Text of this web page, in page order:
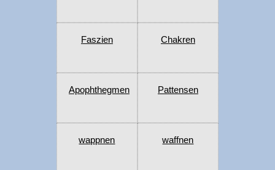
Faszien Chakren
Apophthegmen Pattensen
wappnen waffnen